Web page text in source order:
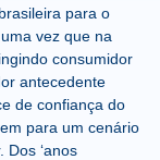
para o
vez que na
consumidor
antecedente
de confiança do
para um cenário
‘anos